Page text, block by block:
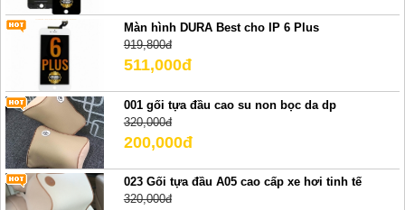
Màn hình DURA Best cho IP 6 Plus
919,800đ
511,000đ
001 gối tựa đầu cao su non bọc da dp
320,000đ
200,000đ
023 Gối tựa đầu A05 cao cấp xe hơi tinh tế
320,000đ